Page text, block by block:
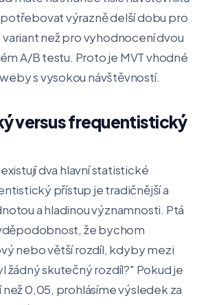
výrazně delší dobu pro
než pro vyhodnocení dvou
A/B testu. Proto je MVT vhodné
s vysokou návštěvností.
versus frequentistický
dva hlavní statistické
přístup je tradičnější a
a hladinou významnosti. Ptá
že bychom
nebo větší rozdíl, kdyby mezi
žádný skutečný rozdíl?" Pokud je
0,05, prohlásíme výsledek za